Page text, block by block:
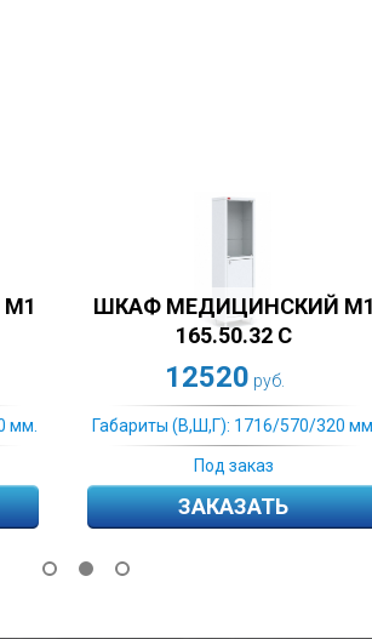
ШКАФ МЕДИЦИНСКИЙ M1
165.57.32 М
12700руб.
Габариты (В,Ш,Г): 1716/570/320 мм.
Под заказ
ЗАКАЗАТЬ